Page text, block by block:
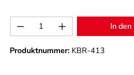
Produkt Anzahl: GibIn
Produktnummer: KBR-413